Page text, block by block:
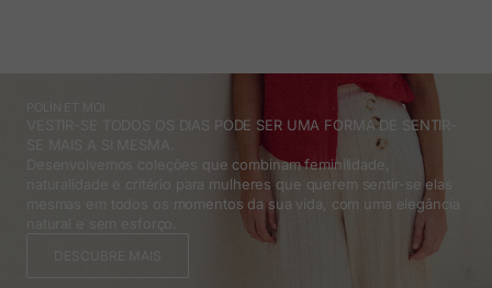
VESTIR-SE TODOS OS DIAS PODE SER UMA FORMA DE SENTIR-
SE MAIS A SI MESMA.
Desenvolvemos coleções que combinam feminilidade,
naturalidade e critério para mulheres que querem sentir-se elas
mesmas em todos os momentos da sua vida, com uma elegância
natural e sem esforço.
DESCUBRE MAIS